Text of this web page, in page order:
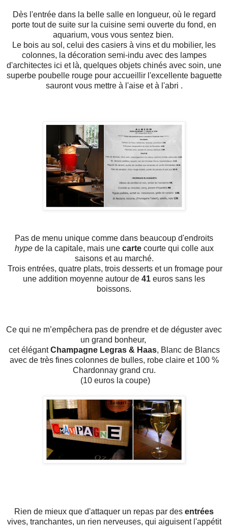
Dès l'entrée dans la belle salle en longueur, où le regard
porte tout de suite sur la cuisine semi ouverte du fond, en
aquarium, vous vous sentez bien.
Le bois au sol, celui des casiers à vins et du mobilier, les
colonnes, la décoration semi-indu avec des lampes
d'architectes ici et là, quelques objets chinés avec soin, une
superbe poubelle rouge pour accueillir l'excellente baguette
sauront vous mettre à l'aise et à l'abri .
Pas de menu unique comme dans beaucoup d'endroits
hypede la capitale, mais une cartecourte qui colle aux
saisons et au marché.
Trois entrées, quatre plats, trois desserts et un fromage pour
une addition moyenne autour de 41 euros sans les
boissons.
Ce qui ne m’empêchera pas de prendre et de déguster avec
un grand bonheur,
cet élégantChampagne Legras & Haas, Blanc de Blancs
avec de très fines colonnes de bulles, robe claire et 100 %
Chardonnay grand cru.
(10 euros la coupe)
Rien de mieux que d'attaquer un repas par des entrées
vives, tranchantes, un rien nerveuses, qui aiguisent l'appétit